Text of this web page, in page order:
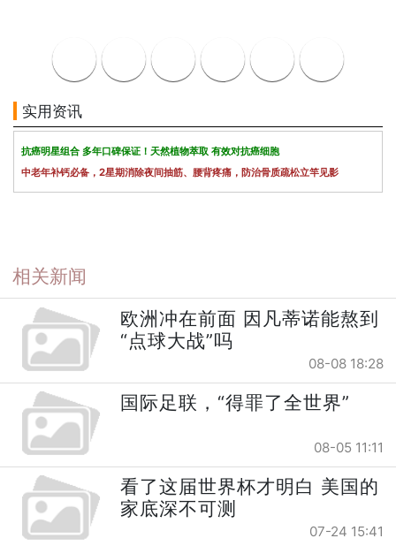
实用资讯
抗癌明星组合 多年口碑保证！天然植物萃取 有效对抗癌细胞
中老年补钙必备，2星期消除夜间抽筋、腰背疼痛，防治骨质疏松立竿见影
相关新闻
欧洲冲在前面 因凡蒂诺能熬到
“点球大战”吗
08-08 18:28
国际足联，“得罪了全世界”
08-05 11:11
看了这届世界杯才明白 美国的
家底深不可测
07-24 15:41